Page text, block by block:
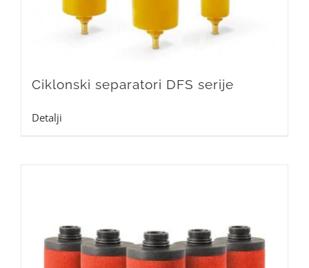
Ciklonski separatori DFS serije
Detalji